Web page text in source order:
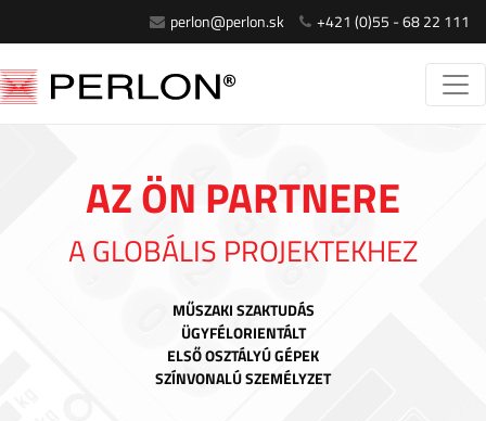
perlon@perlon.sk +421 (0)55 - 68 22 111
AZ ÖN PARTNERE
A GLOBÁLIS PROJEKTEKHEZ
MŰSZAKI SZAKTUDÁS
ÜGYFÉLORIENTÁLT
ELSŐ OSZTÁLYÚ GÉPEK
SZÍNVONALÚ SZEMÉLYZET